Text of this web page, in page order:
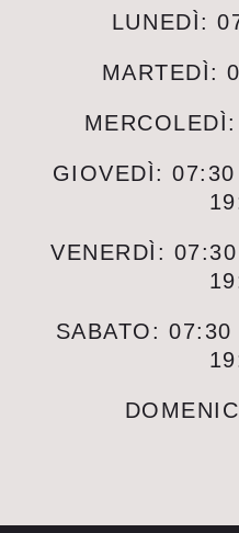
LUNEDÌ:
MARTEDÌ:
GIOVEDÌ:
VENERDÌ:
SABATO: